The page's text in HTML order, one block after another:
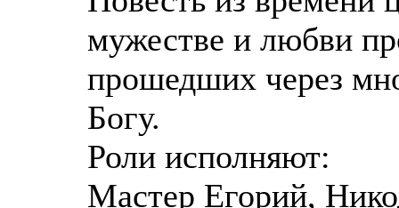
мужестве и любви
прошедших через
Богу.
Роли исполняют:
Мастер Егорий,